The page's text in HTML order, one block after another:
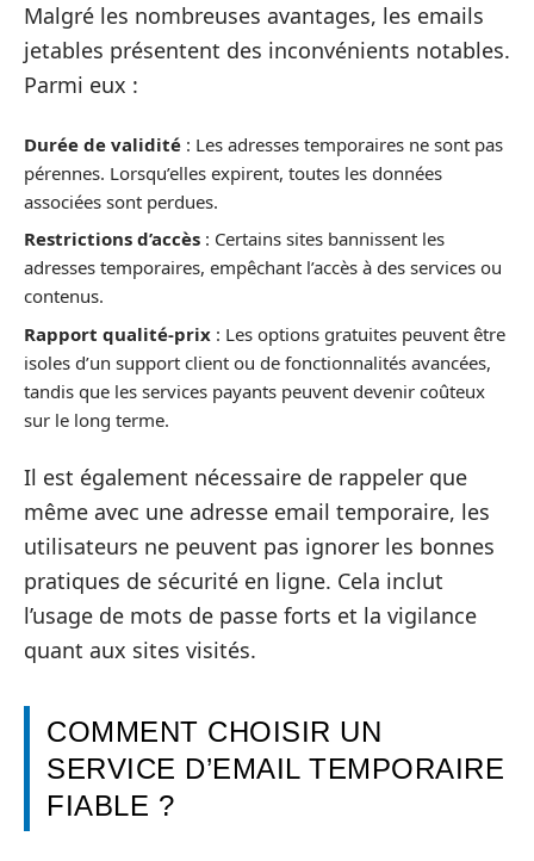
Malgré les nombreuses avantages, les emails
jetables présentent des inconvénients notables.
Parmi eux :
Durée de validité : Les adresses temporaires ne sont pas
pérennes. Lorsqu’elles expirent, toutes les données
associées sont perdues.
Restrictions d’accès : Certains sites bannissent les
adresses temporaires, empêchant l’accès à des services ou
contenus.
Rapport qualité-prix : Les options gratuites peuvent être
isoles d’un support client ou de fonctionnalités avancées,
tandis que les services payants peuvent devenir coûteux
sur le long terme.
Il est également nécessaire de rappeler que
même avec une adresse email temporaire, les
utilisateurs ne peuvent pas ignorer les bonnes
pratiques de sécurité en ligne. Cela inclut
l’usage de mots de passe forts et la vigilance
quant aux sites visités.
COMMENT CHOISIR UN
SERVICE D’EMAIL TEMPORAIRE
FIABLE ?